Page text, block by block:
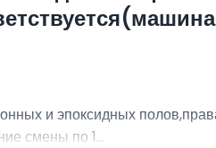
и эпоксидных
смены по 1...